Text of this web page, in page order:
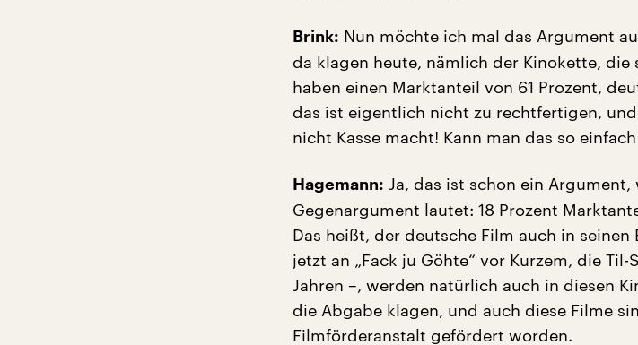
Brink: Nun möchte ich mal das Argument
da klagen heute, nämlich der Kinokette, die
haben einen Marktanteil von 61 Prozent,
das ist eigentlich nicht zu rechtfertigen,
nicht Kasse macht! Kann man das so
Hagemann: Ja, das ist schon ein Argument,
Gegenargument lautet: 18 Prozent
Das heißt, der deutsche Film auch in
jetzt an „Fack ju Göhte“ vor Kurzem, die
Jahren –, werden natürlich auch in diesen
die Abgabe klagen, und auch diese Filme
Filmförderanstalt gefördert worden.